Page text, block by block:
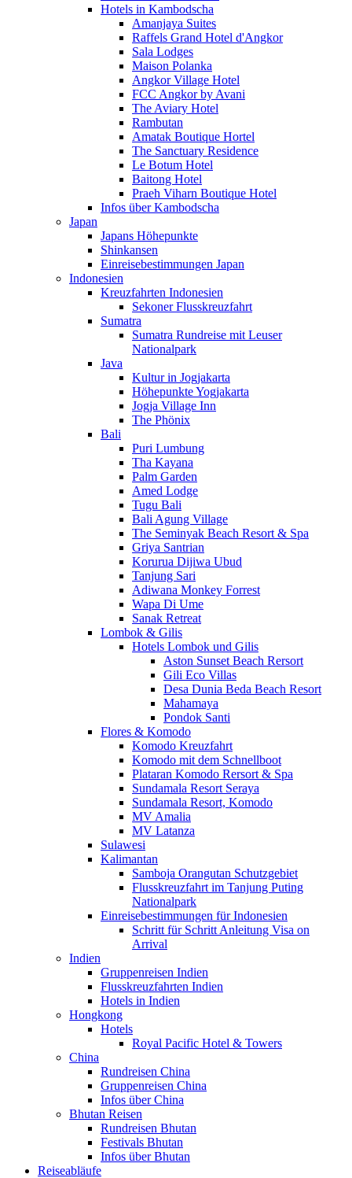
Hotels in Kambodscha
Amanjaya Suites
Raffels Grand Hotel d'Angkor
Sala Lodges
Maison Polanka
Angkor Village Hotel
FCC Angkor by Avani
The Aviary Hotel
Rambutan
Amatak Boutique Hortel
The Sanctuary Residence
Le Botum Hotel
Baitong Hotel
Praeh Viharn Boutique Hotel
Infos über Kambodscha
Japan
Japans Höhepunkte
Shinkansen
Einreisebestimmungen Japan
Indonesien
Kreuzfahrten Indonesien
Sekoner Flusskreuzfahrt
Sumatra
Sumatra Rundreise mit Leuser
Nationalpark
Java
Kultur in Jogjakarta
Höhepunkte Yogjakarta
Jogja Village Inn
The Phönix
Bali
Puri Lumbung
Tha Kayana
Palm Garden
Amed Lodge
Tugu Bali
Bali Agung Village
The Seminyak Beach Resort & Spa
Griya Santrian
Korurua Dijiwa Ubud
Tanjung Sari
Adiwana Monkey Forrest
Wapa Di Ume
Sanak Retreat
Lombok & Gilis
Hotels Lombok und Gilis
Aston Sunset Beach Rersort
Gili Eco Villas
Desa Dunia Beda Beach Resort
Mahamaya
Pondok Santi
Flores & Komodo
Komodo Kreuzfahrt
Komodo mit dem Schnellboot
Plataran Komodo Rersort & Spa
Sundamala Resort Seraya
Sundamala Resort, Komodo
MV Amalia
MV Latanza
Sulawesi
Kalimantan
Samboja Orangutan Schutzgebiet
Flusskreuzfahrt im Tanjung Puting
Nationalpark
Einreisebestimmungen für Indonesien
Schritt für Schritt Anleitung Visa on
Arrival
Indien
Gruppenreisen Indien
Flusskreuzfahrten Indien
Hotels in Indien
Hongkong
Hotels
Royal Pacific Hotel & Towers
China
Rundreisen China
Gruppenreisen China
Infos über China
Bhutan Reisen
Rundreisen Bhutan
Festivals Bhutan
Infos über Bhutan
Reiseabläufe